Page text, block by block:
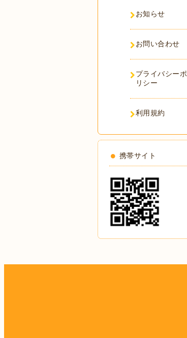
お知らせ
お問い合わせ
プライバシーポ
リシー
利用規約
携帯サイト